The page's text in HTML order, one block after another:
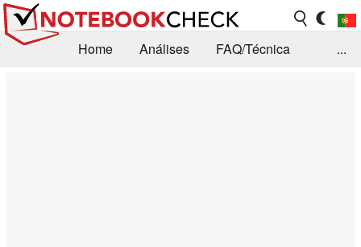
Home Análises
FAQ/Técnica
...